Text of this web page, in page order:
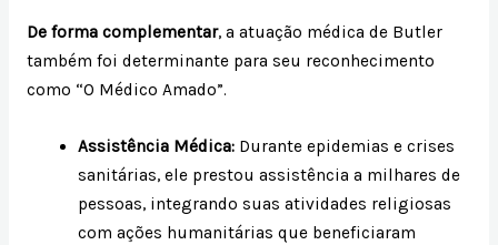
De forma complementar, a atuação médica de Butler
também foi determinante para seu reconhecimento
como “O Médico Amado”.
Assistência Médica: Durante epidemias e crises
sanitárias, ele prestou assistência a milhares de
pessoas, integrando suas atividades religiosas
com ações humanitárias que beneficiaram